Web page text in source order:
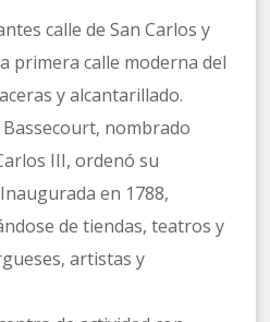
calle de San Carlos y
primera calle moderna del
y alcantarillado.
Bassecourt, nombrado
III, ordenó su
en 1788,
de tiendas, teatros y
artistas y